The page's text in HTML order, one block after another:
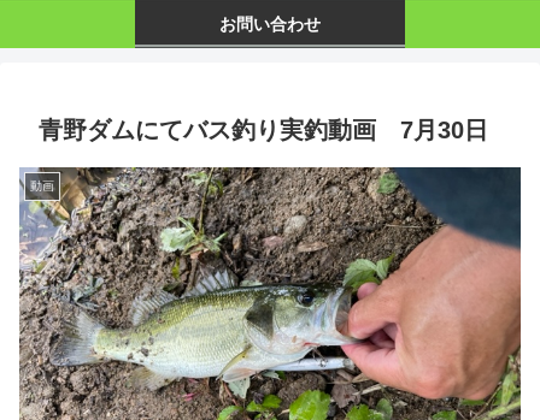
お問い合わせ
青野ダムにてバス釣り実釣動画 7月30日
動画